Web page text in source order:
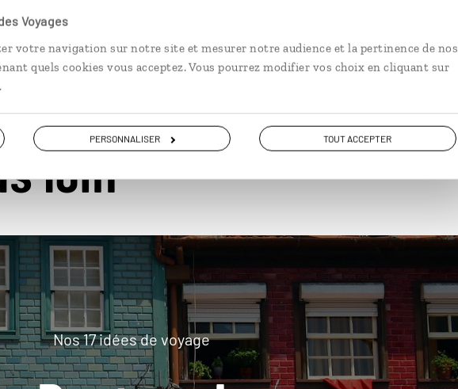
Voyages
votre navigation sur notre site et mesurer notre audience et la pertinence de nos
quels cookies vous acceptez. Vous pourrez modifier vos choix en cliquant sur
PERSONNALISER TOUT ACCEPTER
loin
Nos 17 idées de voyage